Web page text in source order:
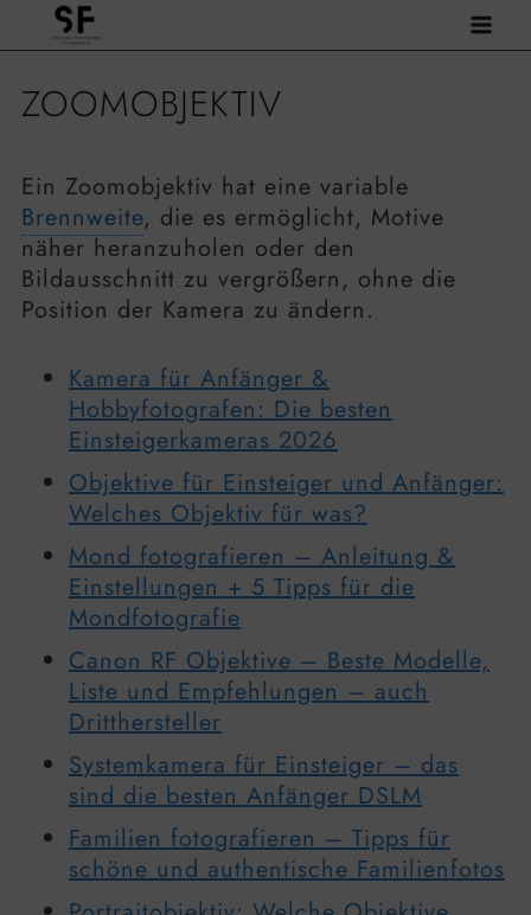
Inhalt
ZOOMOBJEKTIV
Ein Zoomobjektiv hat eine variable
Brennweite, die es ermöglicht, Motive
näher heranzuholen oder den
Bildausschnitt zu vergrößern, ohne die
Position der Kamera zu ändern.
Kamera für Anfänger &
Hobbyfotografen: Die besten
Einsteigerkameras 2026
Objektive für Einsteiger und Anfänger:
Welches Objektiv für was?
Mond fotografieren – Anleitung &
Einstellungen + 5 Tipps für die
Mondfotografie
Canon RF Objektive – Beste Modelle,
Liste und Empfehlungen – auch
Dritthersteller
Systemkamera für Einsteiger – das
sind die besten Anfänger DSLM
Familien fotografieren – Tipps für
schöne und authentische Familienfotos